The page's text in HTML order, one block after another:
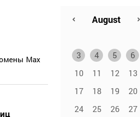
Max
3
4 5 6
10
11 12 13
17
18 19 20
24
25 26 27